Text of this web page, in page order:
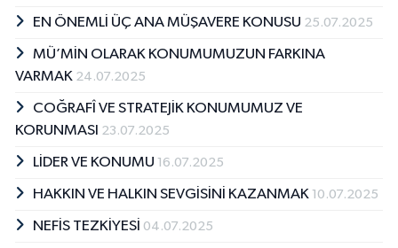
EN ÖNEMLİ ÜÇ ANA MÜŞAVERE KONUSU 25.07.2025
MÜ’MİN OLARAK KONUMUMUZUN FARKINA
VARMAK 24.07.2025
COĞRAFÎ VE STRATEJİK KONUMUMUZ VE
KORUNMASI 23.07.2025
LİDER VE KONUMU 16.07.2025
HAKKIN VE HALKIN SEVGİSİNİ KAZANMAK 10.07.2025
NEFİS TEZKİYESİ 04.07.2025